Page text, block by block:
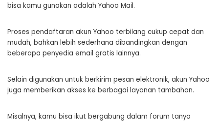
bisa kamu gunakan adalah Yahoo Mail.
Proses pendaftaran akun Yahoo terbilang cukup cepat dan
mudah, bahkan lebih sederhana dibandingkan dengan
beberapa penyedia email gratis lainnya.
Selain digunakan untuk berkirim pesan elektronik, akun Yahoo
juga memberikan akses ke berbagai layanan tambahan.
Misalnya, kamu bisa ikut bergabung dalam forum tanya